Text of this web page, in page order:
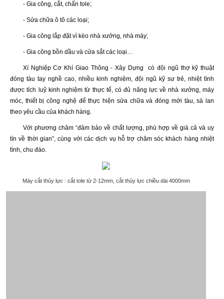
- Gia công, cắt, chấn tole;
- Sửa chữa ô tô các loại;
- Gia công lắp đặt vì kèo nhà xưởng, nhà máy;
- Gia công bồn dầu và cửa sắt các loại…
Xí Nghiệp Cơ Khí Giao Thông - Xây Dựng có đội ngũ thợ kỹ thuật
đóng tàu tay nghề cao, nhiều kinh nghiệm, đội ngũ kỹ sư trẻ, nhiệt tình
được tích luỹ kinh nghiệm từ thực tế, có đủ năng lực về nhà xưởng, máy
móc, thiết bị công nghệ để thực hiện sửa chữa và đóng mới tàu, sà lan
theo yêu cầu của khách hàng.
Với phương châm “đảm bảo về chất lượng, phù hợp về giá cả và uy
tín về thời gian”, cùng với các dịch vụ hỗ trợ chăm sóc khách hàng nhiệt
tình, chu đáo.
Máy cắt thủy lực : cắt tole từ 2-12mm, cắt thủy lực chiều dài 4000mm